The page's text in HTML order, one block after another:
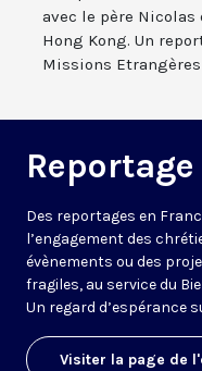
avec le père Nicolas
Hong Kong. Un
Missions
Reportage
Des reportages en
l’engagement des
évènements ou des
fragiles, au service du
Un regard d’espérance
Visiter la page de